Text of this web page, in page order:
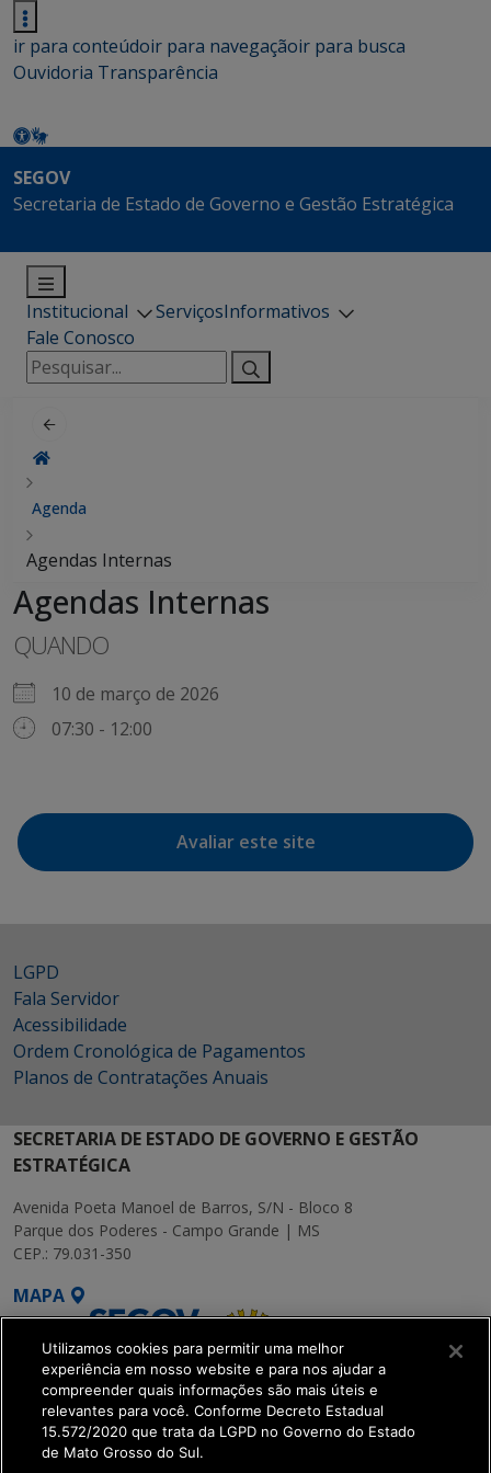
ir para conteúdoir para navegaçãoir para busca
Ouvidoria Transparência
SEGOV
Secretaria de Estado de Governo e Gestão Estratégica
Institucional ServiçosInformativos
Fale Conosco
Pesquisar
por:
Agenda
Agendas Internas
Agendas Internas
QUANDO
10 de março de 2026
07:30 - 12:00
Avaliar este site
LGPD
Fala Servidor
Acessibilidade
Ordem Cronológica de Pagamentos
Planos de Contratações Anuais
SECRETARIA DE ESTADO DE GOVERNO E GESTÃO
ESTRATÉGICA
Avenida Poeta Manoel de Barros, S/N - Bloco 8
Parque dos Poderes - Campo Grande | MS
CEP.: 79.031-350
MAPA
SETDIG | Secretaria-
Executiva de
Utilizamos cookies para permitir uma melhor
experiência em nosso website e para nos ajudar a
compreender quais informações são mais úteis e
relevantes para você. Conforme Decreto Estadual
15.572/2020 que trata da LGPD no Governo do Estado
de Mato Grosso do Sul.